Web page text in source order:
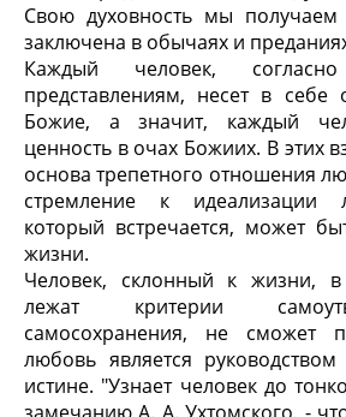
Свою духовность мы
заключена в обычаях и
Каждый человек,
представлениям, несет в
Божие, а значит, каждый
ценность в очах Божиих. В этих
основа трепетного отношения
стремление к идеализации
который встречается, может
жизни.
Человек, склонный к жизни,
лежат критерии
самосохранения, не сможет
любовь является
истине. "Узнает человек до